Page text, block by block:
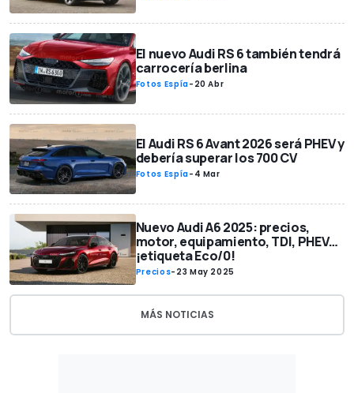
El nuevo Audi RS 6 también tendrá
carrocería berlina
Fotos Espía- 20 Abr
El Audi RS 6 Avant 2026 será PHEV y
debería superar los 700 CV
Fotos Espía- 4 Mar
Nuevo Audi A6 2025: precios,
motor, equipamiento, TDI, PHEV…
¡etiqueta Eco/0!
Precios- 23 May 2025
MÁS NOTICIAS